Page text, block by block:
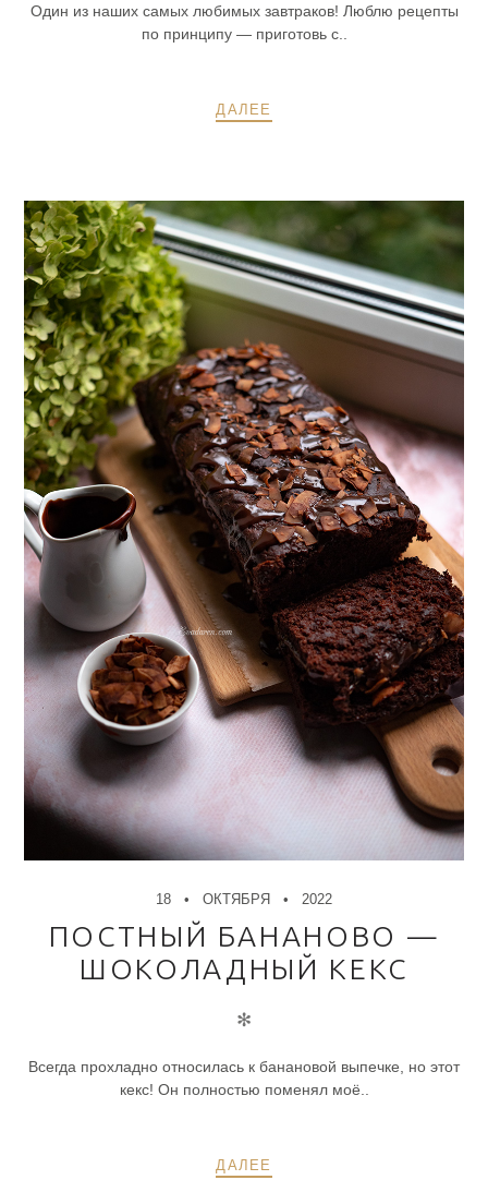
Один из наших самых любимых завтраков! Люблю рецепты
по принципу — приготовь с..
ДАЛЕЕ
18 ОКТЯБРЯ 2022
ПОСТНЫЙ БАНАНОВО —
ШОКОЛАДНЫЙ КЕКС
✻
Всегда прохладно относилась к банановой выпечке, но этот
кекс! Он полностью поменял моё..
ДАЛЕЕ